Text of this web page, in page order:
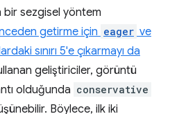
sezgisel yöntem
getirme için eager ve
sınırı 5'e çıkarmayı da
geliştiriciler, görüntü
olduğunda conservative
Böylece, ilk iki